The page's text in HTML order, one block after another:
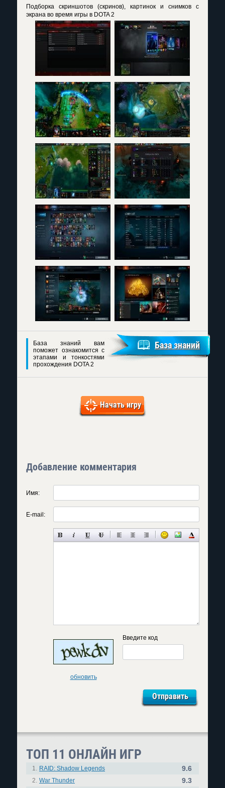
Подборка скриншотов (скринов), картинок и снимков с
экрана во время игры в DOTA 2
База знаний вам
поможет ознакомится с
этапами и тонкостями
прохождения DOTA 2
База знаний
Начать игру
Добавление комментария
Имя:
E-mail:
обновить
Введите код
ТОП 11 ОНЛАЙН ИГР
1. RAID: Shadow Legends 9.6
2. War Thunder 9.3